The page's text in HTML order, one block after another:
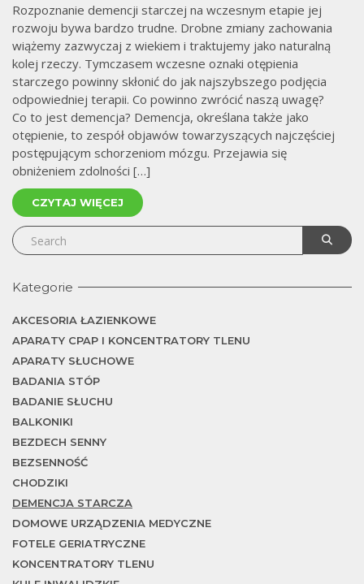
Rozpoznanie demencji starczej na wczesnym etapie jej
rozwoju bywa bardzo trudne. Drobne zmiany zachowania
wiążemy zazwyczaj z wiekiem i traktujemy jako naturalną
kolej rzeczy. Tymczasem wczesne oznaki otępienia
starczego powinny skłonić do jak najszybszego podjęcia
odpowiedniej terapii. Co powinno zwrócić naszą uwagę?
Co to jest demencja? Demencja, określana także jako
otępienie, to zespół objawów towarzyszących najczęściej
postępującym schorzeniom mózgu. Przejawia się
obniżeniem zdolności […]
CZYTAJ WIĘCEJ
Kategorie
AKCESORIA ŁAZIENKOWE
APARATY CPAP I KONCENTRATORY TLENU
APARATY SŁUCHOWE
BADANIA STÓP
BADANIE SŁUCHU
BALKONIKI
BEZDECH SENNY
BEZSENNOŚĆ
CHODZIKI
DEMENCJA STARCZA
DOMOWE URZĄDZENIA MEDYCZNE
FOTELE GERIATRYCZNE
KONCENTRATORY TLENU